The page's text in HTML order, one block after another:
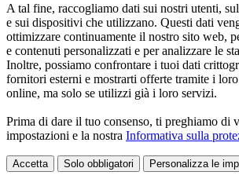
A tal fine, raccogliamo dati sui nostri utenti,
e sui dispositivi che utilizzano. Questi dati
ottimizzare continuamente il nostro sito web,
e contenuti personalizzati e per analizzare le
Inoltre, possiamo confrontare i tuoi dati
fornitori esterni e mostrarti offerte tramite i
online, ma solo se utilizzi già i loro servizi.
Prima di dare il tuo consenso, ti preghiamo di
impostazioni e la nostra Informativa sulla
Accetta Solo obbligatori Personalizza le